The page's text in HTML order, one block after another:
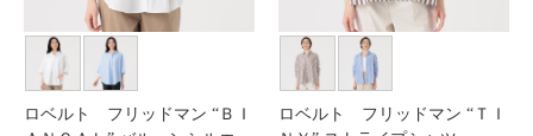
ロベルト フリッドマン “ＢＩ
ロベルト フリッドマン “ＴＩ